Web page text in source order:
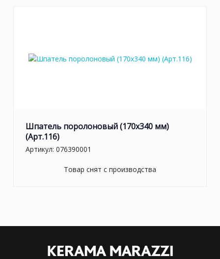
Шпатель поролоновый (170х340 мм)
(Арт.116)
Артикул: 076390001
Товар снят с производства